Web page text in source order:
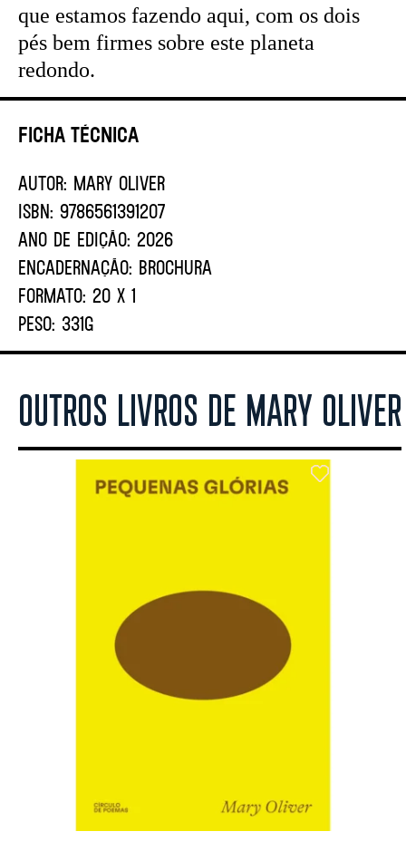
Ficha Técnica
AUTOR: Mary Oliver
ISBN: 9786561391207
ANO DE EDIÇÃO: 2026
ENCADERNAÇÃO: BROCHURA
FORMATO: 20 X 1
PESO: 331G
que estamos fazendo aqui, com os dois
pés bem firmes sobre este planeta
redondo.
OUTROS LIVROS DE MARY OLIVER